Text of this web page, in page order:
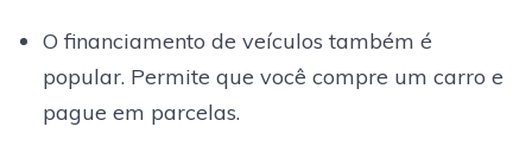
O financiamento de veículos também é
popular. Permite que você compre um carro e
pague em parcelas.